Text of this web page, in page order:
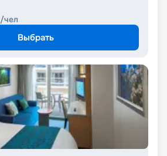
/чел
Выбрать